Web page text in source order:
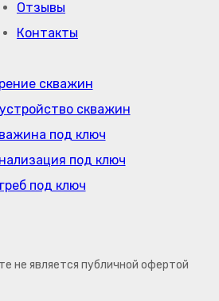
Отзывы
Контакты
скважин
скважин
под ключ
под ключ
под ключ
не является публичной офертой